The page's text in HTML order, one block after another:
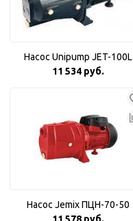
Насос Unipump JET-100L
11 534 руб.
Насос Jemix ПЦН-70-50